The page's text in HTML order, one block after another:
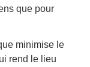
que pour
minimise le
rend le lieu